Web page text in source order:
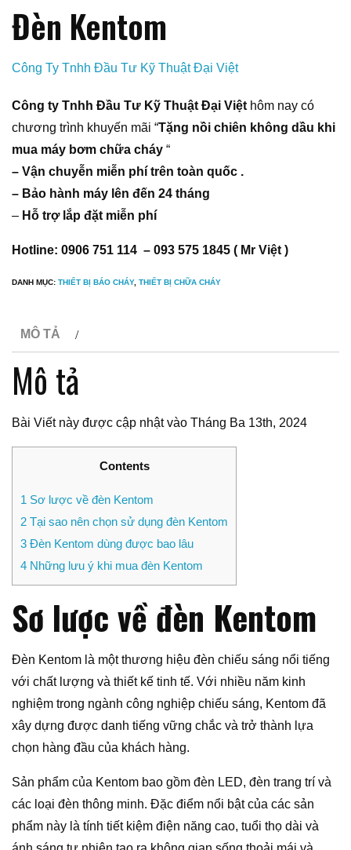
Đèn Kentom
Công Ty Tnhh Đầu Tư Kỹ Thuật Đại Việt
Công ty Tnhh Đầu Tư Kỹ Thuật Đại Việt hôm nay có
chương trình khuyến mãi “Tặng nồi chiên không dầu khi
mua máy bơm chữa cháy “
– Vận chuyễn miễn phí trên toàn quốc .
– Bảo hành máy lên đến 24 tháng
– Hỗ trợ lắp đặt miễn phí
Hotline: 0906 751 114 – 093 575 1845 ( Mr Việt )
DANH MỤC: THIẾT BỊ BÁO CHÁY, THIẾT BỊ CHỮA CHÁY
MÔ TẢ
Mô tả
Bài Viết này được cập nhật vào Tháng Ba 13th, 2024
Contents
1 Sơ lược về đèn Kentom
2 Tại sao nên chọn sử dụng đèn Kentom
3 Đèn Kentom dùng được bao lâu
4 Những lưu ý khi mua đèn Kentom
Sơ lược về đèn Kentom
Đèn Kentom là một thương hiệu đèn chiếu sáng nổi tiếng
với chất lượng và thiết kế tinh tế. Với nhiều năm kinh
nghiệm trong ngành công nghiệp chiếu sáng, Kentom đã
xây dựng được danh tiếng vững chắc và trở thành lựa
chọn hàng đầu của khách hàng.
Sản phẩm của Kentom bao gồm đèn LED, đèn trang trí và
các loại đèn thông minh. Đặc điểm nổi bật của các sản
phẩm này là tính tiết kiệm điện năng cao, tuổi thọ dài và